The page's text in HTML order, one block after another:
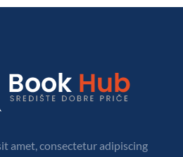
amet, consectetur adipiscing